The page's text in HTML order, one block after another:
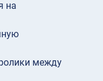
на
между